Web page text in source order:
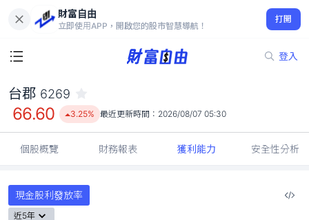
財富自由
立即使用APP，開啟您的股市智慧導航！
打開
登入
66.60
3.25%
台郡 6269
66.60 3.25% 最近更新時間： 2026/08/07 05:30
個股概覽 財務報表 獲利能力 安全性分析
現金股利發放率
近5年